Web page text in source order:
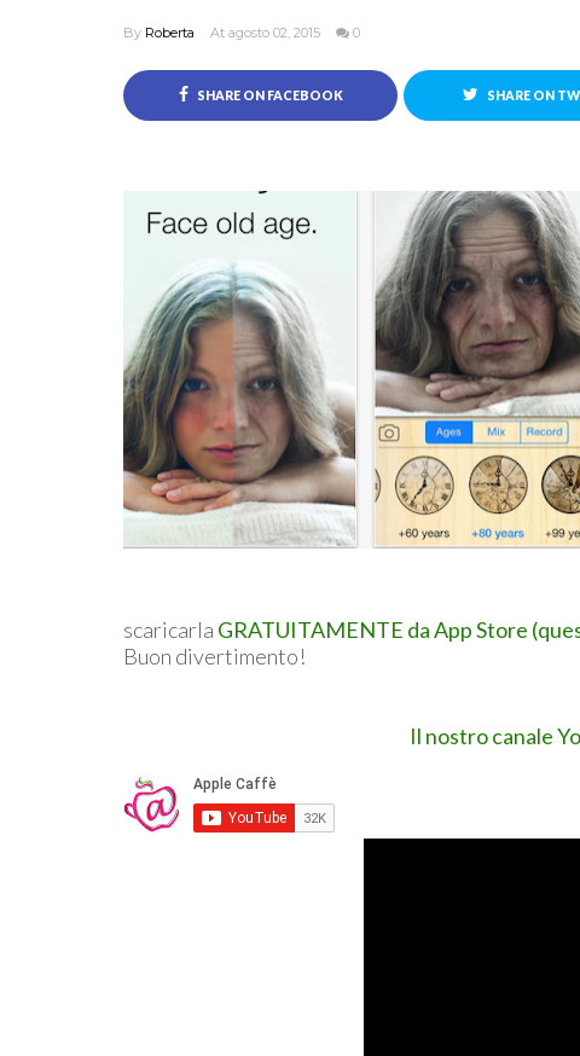
By Roberta At agosto 02, 2015 0
SHARE ON FACEBOOK SHARE ON
scaricarla GRATUITAMENTE da App Store
Buon divertimento!
Il nostro canale